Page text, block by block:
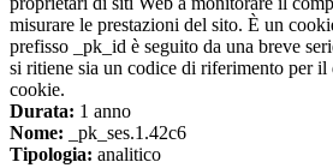
misurare le prestazioni del sito. È un
prefisso _pk_id è seguito da una breve
si ritiene sia un codice di riferimento per
cookie.
Durata: 1 anno
Nome: _pk_ses.1.42c6
Tipologia: analitico